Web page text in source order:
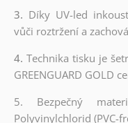
3. Díky UV-led
vůči roztržení a
4. Technika tisku je
GREENGUARD GOLD
5. Bezpečný
Polyvinylchlorid (PVC-